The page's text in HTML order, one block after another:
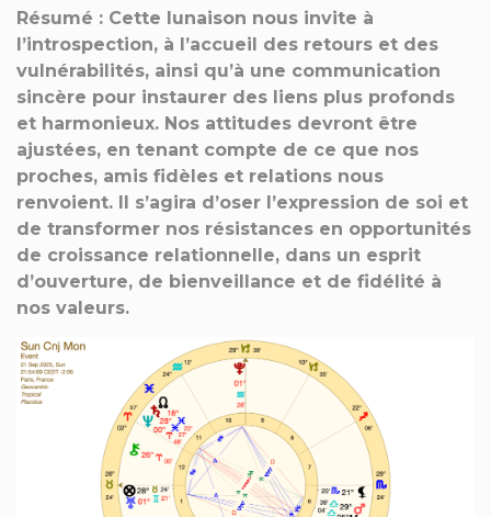
Résumé : Cette lunaison nous invite à
l’introspection, à l’accueil des retours et des
vulnérabilités, ainsi qu’à une communication
sincère pour instaurer des liens plus profonds
et harmonieux. Nos attitudes devront être
ajustées, en tenant compte de ce que nos
proches, amis fidèles et relations nous
renvoient. Il s’agira d’oser l’expression de soi et
de transformer nos résistances en opportunités
de croissance relationnelle, dans un esprit
d’ouverture, de bienveillance et de fidélité à
nos valeurs.